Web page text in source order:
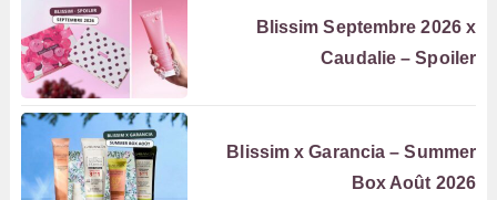
Blissim Septembre 2026 x
Caudalie – Spoiler
Blissim x Garancia – Summer
Box Août 2026